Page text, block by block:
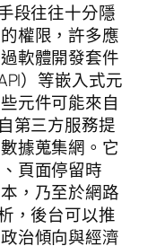
段往往十分隱
權限，許多應
軟體開發套件
）等嵌入式元
元件可能來自
第三方服務提
據蒐集網。它
頁面停留時
，乃至於網路
，後台可以推
治傾向與經濟